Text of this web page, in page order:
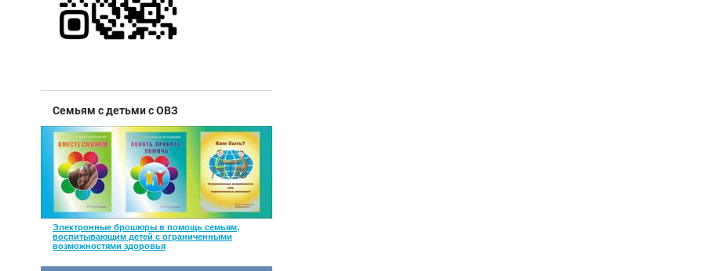
Семьям с детьми с ОВЗ
Электронные брошюры в помощь семьям,
воспитывающим детей с ограниченными
возможностями здоровья